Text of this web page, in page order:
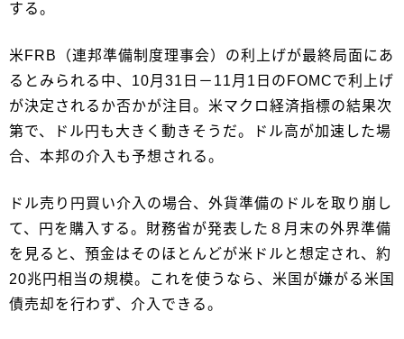
する。
米FRB（連邦準備制度理事会）の利上げが最終局面にあ
るとみられる中、10月31日－11月1日のFOMCで利上げ
が決定されるか否かが注目。米マクロ経済指標の結果次
第で、ドル円も大きく動きそうだ。ドル高が加速した場
合、本邦の介入も予想される。
ドル売り円買い介入の場合、外貨準備のドルを取り崩し
て、円を購入する。財務省が発表した８月末の外界準備
を見ると、預金はそのほとんどが米ドルと想定され、約
20兆円相当の規模。これを使うなら、米国が嫌がる米国
債売却を行わず、介入できる。